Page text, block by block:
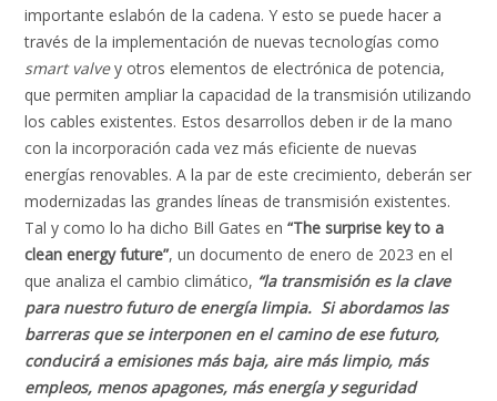
importante eslabón de la cadena. Y esto se puede hacer a
través de la implementación de nuevas tecnologías como
smart valvey otros elementos de electrónica de potencia,
que permiten ampliar la capacidad de la transmisión utilizando
los cables existentes. Estos desarrollos deben ir de la mano
con la incorporación cada vez más eficiente de nuevas
energías renovables. A la par de este crecimiento, deberán ser
modernizadas las grandes líneas de transmisión existentes.
Tal y como lo ha dicho Bill Gates en“The surprise key to a
clean energy future”, un documento de enero de 2023 en el
que analiza el cambio climático, “la transmisión es la clave
para nuestro futuro de energía limpia. Si abordamos las
barreras que se interponen en el camino de ese futuro,
conducirá a emisiones más baja, aire más limpio, más
empleos, menos apagones, más energía y seguridad